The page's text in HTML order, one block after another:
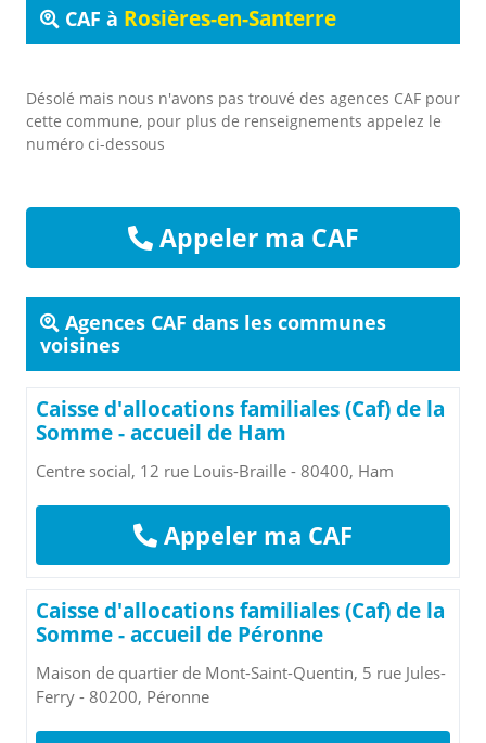
CAF à Rosières-en-Santerre
Désolé mais nous n'avons pas trouvé des agences CAF pour
cette commune, pour plus de renseignements appelez le
numéro ci-dessous
Appeler ma CAF
Agences CAF dans les communes
voisines
Caisse d'allocations familiales (Caf) de la
Somme - accueil de Ham
Centre social, 12 rue Louis-Braille - 80400, Ham
Appeler ma CAF
Caisse d'allocations familiales (Caf) de la
Somme - accueil de Péronne
Maison de quartier de Mont-Saint-Quentin, 5 rue Jules-
Ferry - 80200, Péronne